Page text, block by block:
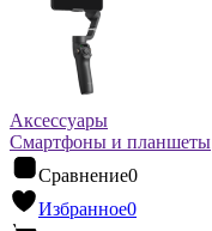
Аксессуары
Смартфоны и планшеты
Сравнение0
Избранное0